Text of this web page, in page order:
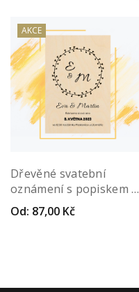
AKCE
Dřevěné svatební
oznámení s popiskem –
Iunctura
Od: 87,00 Kč